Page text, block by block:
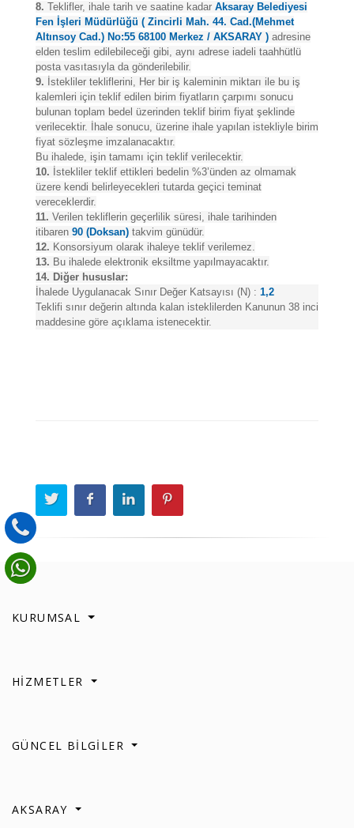
8. Teklifler, ihale tarih ve saatine kadar Aksaray Belediyesi
Fen İşleri Müdürlüğü ( Zincirli Mah. 44. Cad.(Mehmet
Altınsoy Cad.) No:55 68100 Merkez / AKSARAY ) adresine
elden teslim edilebileceği gibi, aynı adrese iadeli taahhütlü
posta vasıtasıyla da gönderilebilir.
9. İstekliler tekliflerini, Her bir iş kaleminin miktarı ile bu iş
kalemleri için teklif edilen birim fiyatların çarpımı sonucu
bulunan toplam bedel üzerinden teklif birim fiyat şeklinde
verilecektir. İhale sonucu, üzerine ihale yapılan istekliyle birim
fiyat sözleşme imzalanacaktır.
Bu ihalede, işin tamamı için teklif verilecektir.
10. İstekliler teklif ettikleri bedelin %3’ünden az olmamak
üzere kendi belirleyecekleri tutarda geçici teminat
vereceklerdir.
11. Verilen tekliflerin geçerlilik süresi, ihale tarihinden
itibaren 90 (Doksan) takvim günüdür.
12. Konsorsiyum olarak ihaleye teklif verilemez.
13. Bu ihalede elektronik eksiltme yapılmayacaktır.
14. Diğer hususlar:
İhalede Uygulanacak Sınır Değer Katsayısı (N) : 1,2
Teklifi sınır değerin altında kalan isteklilerden Kanunun 38 inci
maddesine göre açıklama istenecektir.
KURUMSAL
HİZMETLER
GÜNCEL BİLGİLER
AKSARAY